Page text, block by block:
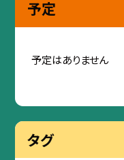
予定
予定はありません
タグ